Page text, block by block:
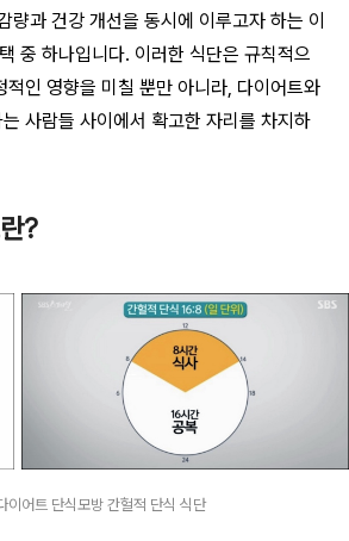
량과 건강 개선을 동시에 이루고자 하는 이
중 하나입니다. 이러한 식단은 규칙적으
적인 영향을 미칠 뿐만 아니라, 다이어트와
사람들 사이에서 확고한 자리를 차지하
?
이어트 단식모방 간헐적 단식 식단